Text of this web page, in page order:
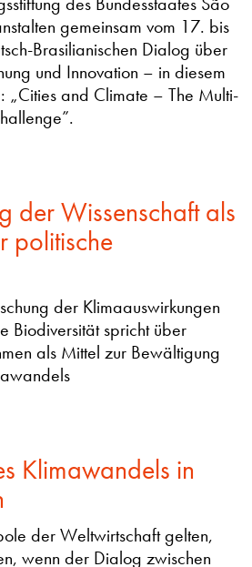
gemeinsam vom 17. bis
Brasilianischen Dialog über
und Innovation – in diesem
„Cities and Climate – The Multi-
der Wissenschaft als
politische
der Klimaauswirkungen
Biodiversität spricht über
als Mittel zur Bewältigung
Klimawandels in
der Weltwirtschaft gelten,
wenn der Dialog zwischen